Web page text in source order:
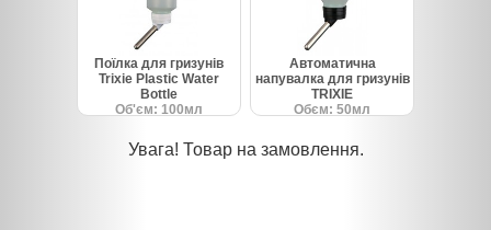
Поїлка для гризунів
Trixie Plastic Water
Bottle
Об'єм: 100мл
Автоматична
напувалка для гризунів
TRIXIE
Обєм: 50мл
Увага! Товар на замовлення.